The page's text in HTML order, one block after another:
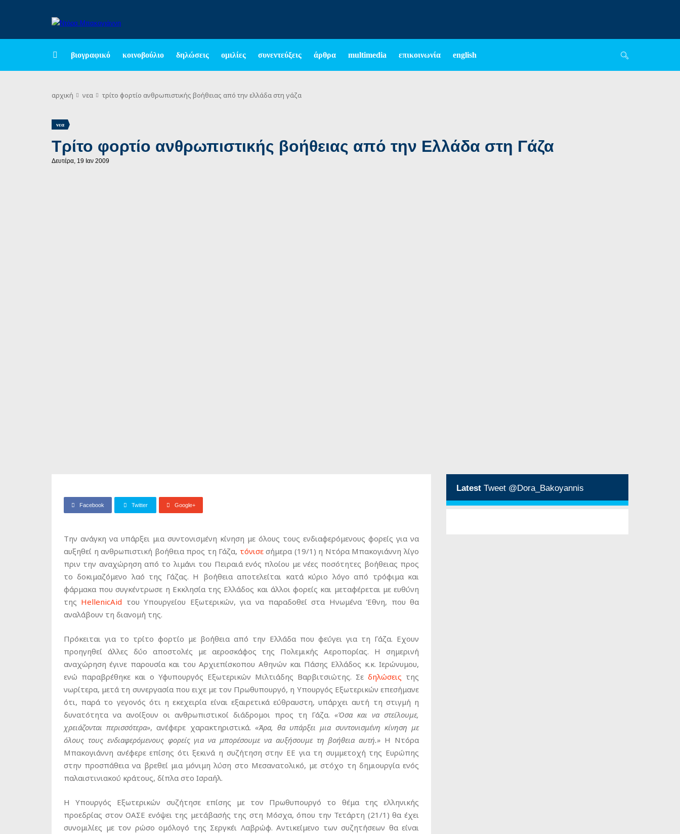
βιογραφικό κοινοβούλιο δηλώσεις ομιλίες συνεντεύξεις άρθρα multimedia επικοινωνία english
αρχική νεα τρίτο φορτίο ανθρωπιστικής βοήθειας από την ελλάδα στη γάζα
νεα
Τρίτο φορτίο ανθρωπιστικής βοήθειας από την Ελλάδα στη Γάζα
Δευτέρα, 19 Ιαν 2009
Facebook Twitter Google+
Tην ανάγκη να υπάρξει μια συντονισμένη κίνηση με όλους τους ενδιαφερόμενους φορείς για να
αυξηθεί η ανθρωπιστική βοήθεια προς τη Γάζα, τόνισεσήμερα (19/1) η Ντόρα Μπακογιάννη λίγο
πριν την αναχώρηση από το λιμάνι του Πειραιά ενός πλοίου με νέες ποσότητες βοήθειας προς
το δοκιμαζόμενο λαό της Γάζας. Η βοήθεια αποτελείται κατά κύριο λόγο από τρόφιμα και
φάρμακα που συγκέντρωσε η Εκκλησία της Ελλάδος και άλλοι φορείς και μεταφέρεται με ευθύνη
της HellenicAid του Υπουργείου Εξωτερικών, για να παραδοθεί στα Ηνωμένα Έθνη, που θα
αναλάβουν τη διανομή της.
Πρόκειται για το τρίτο φορτίο με βοήθεια από την Ελλάδα που φεύγει για τη Γάζα. Εχουν
προηγηθεί άλλες δύο αποστολές με αεροσκάφος της Πολεμικής Αεροπορίας. Η σημερινή
αναχώρηση έγινε παρουσία και του Αρχιεπίσκοπου Αθηνών και Πάσης Ελλάδος κ.κ. Ιερώνυμου,
ενώ παραβρέθηκε και ο Υφυπουργός Εξωτερικών Μιλτιάδης Βαρβιτσιώτης. Σε δηλώσεις της
νωρίτερα, μετά τη συνεργασία που ειχε με τον Πρωθυπουργό, η Υπουργός Εξωτερικών επεσήμανε
ότι, παρά το γεγονός ότι η εκεχειρία είναι εξαιρετικά εύθραυστη, υπάρχει αυτή τη στιγμή η
δυνατότητα να ανοίξουν οι ανθρωπιστικοί διάδρομοι προς τη Γάζα. «Όσα και να στείλουμε,
χρειάζονται περισσότερα», ανέφερε χαρακτηριστικά. «Άρα, θα υπάρξει μια συντονισμένη κίνηση με
όλους τους ενδιαφερόμενους φορείς για να μπορέσουμε να αυξήσουμε τη βοήθεια αυτή.» Η Ντόρα
Μπακογιάννη ανέφερε επίσης ότι ξεκινά η συζήτηση στην ΕΕ για τη συμμετοχή της Ευρώπης
στην προσπάθεια να βρεθεί μια μόνιμη λύση στο Μεσανατολικό, με στόχο τη δημιουργία ενός
παλαιστινιακού κράτους, δίπλα στο Ισραήλ.
Η Υπουργός Εξωτερικών συζήτησε επίσης με τον Πρωθυπουργό το θέμα της ελληνικής
προεδρίας στον ΟΑΣΕ ενόψει της μετάβασής της στη Μόσχα, όπου την Τετάρτη (21/1) θα έχει
συνομιλίες με τον ρώσο ομόλογό της Σεργκέι Λαβρώφ. Αντικείμενο των συζητήσεων θα είναι
Latest Tweet @Dora_Bakoyannis